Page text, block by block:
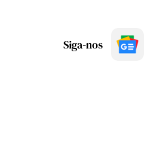
Siga-nos